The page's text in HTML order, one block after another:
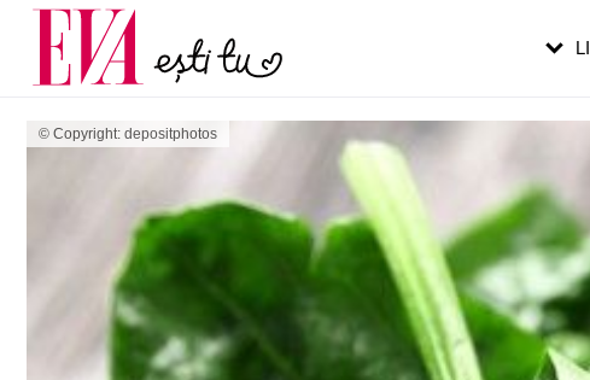
© Copyright: depositphotos
Carieră
Actualitate
pe măsură ce înaintezi în